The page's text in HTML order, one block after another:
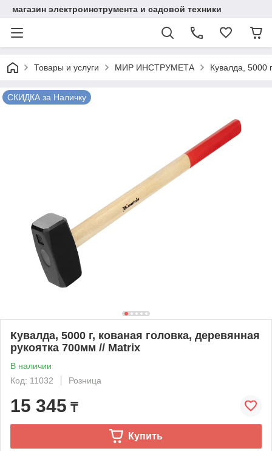
магазин электроинструмента и садовой техники
Товары и услуги МИР ИНСТРУМЕТА Кувалда, 5000
СКИДКА за Наличку
Кувалда, 5000 г, кованая головка, деревянная
рукоятка 700мм // Matrix
В наличии
Код: 11032
Розница
15 345 ₸
Купить